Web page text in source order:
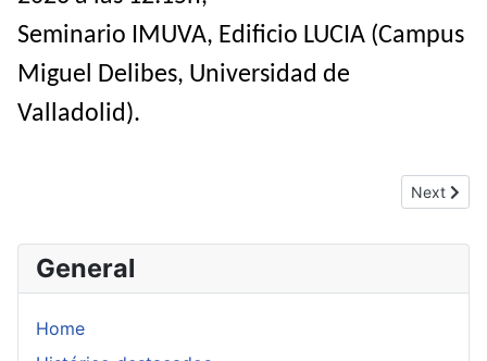
General
Home
Seminario IMUVA, Edificio LUCIA (Campus
Miguel Delibes, Universidad de
Valladolid).
Next
Next